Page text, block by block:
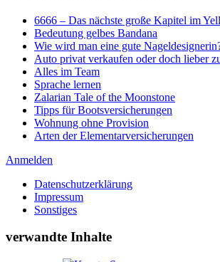
6666 – Das nächste große Kapitel im
Bedeutung gelbes Bandana
Wie wird man eine gute
Auto privat verkaufen oder doch lieber
Alles im Team
Sprache lernen
Zalarian Tale of the Moonstone
Tipps für Bootsversicherungen
Wohnung ohne Provision
Arten der Elementarversicherungen
Anmelden
Datenschutzerklärung
Impressum
Sonstiges
verwandte Inhalte